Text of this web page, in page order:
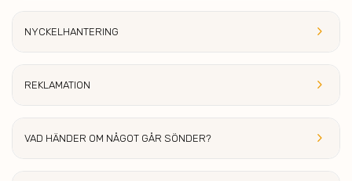
keyboard_arrow_right
NYCKEL HANTERING
keyboard_arrow_right
REKLAMATION
keyboard_arrow_right
VAD HÄNDER OM NÅGOT GÅR SÖNDER?